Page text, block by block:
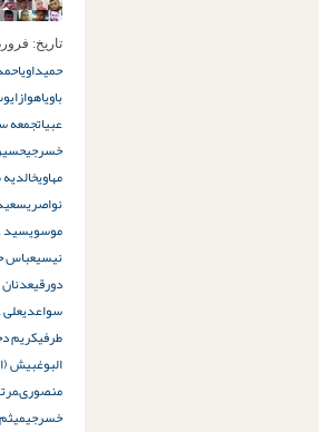
تاریخ: فروردین
حميداوی
باویاهواز
عبیاتجمعه
خسرجى
مهاوی
نواصری
موسویسید
نیسیعباس
دورقی
سواعدیعلی
طرفیکریم
البوغبیش
منصورى
خسرجى